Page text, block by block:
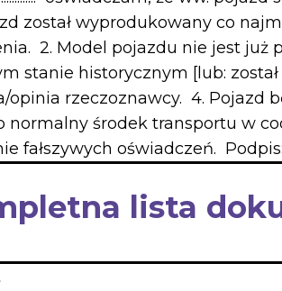
został wyprodukowany co
2. Model pojazdu nie jest już
stanie historycznym [lub:
opinia rzeczoznawcy. 4. Pojazd
normalny środek transportu w
fałszywych oświadczeń. Podpis:
lista